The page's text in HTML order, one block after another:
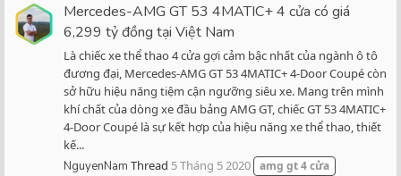
Mercedes-AMG GT 53 4MATIC+ 4 cửa có giá
6,299 tỷ đồng tại Việt Nam
Là chiếc xe thể thao 4 cửa gợi cảm bậc nhất của ngành ô tô
đương đại, Mercedes-AMG GT 53 4MATIC+ 4-Door Coupé còn
sở hữu hiệu năng tiệm cận ngưỡng siêu xe. Mang trên mình
khí chất của dòng xe đầu bảng AMG GT, chiếc GT 53 4MATIC+
4-Door Coupé là sự kết hợp của hiệu năng xe thể thao, thiết
kế...
NguyenNam Thread 5 Tháng 5 2020 amg gt4cửa